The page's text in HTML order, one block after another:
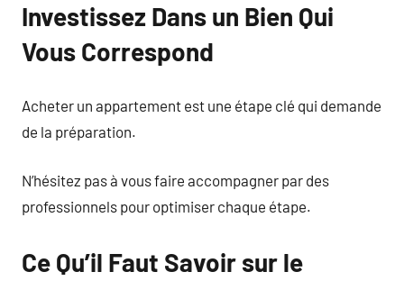
Investissez Dans un Bien Qui
Vous Correspond
Acheter un appartement est une étape clé qui demande
de la préparation.
N’hésitez pas à vous faire accompagner par des
professionnels pour optimiser chaque étape.
Ce Qu’il Faut Savoir sur le